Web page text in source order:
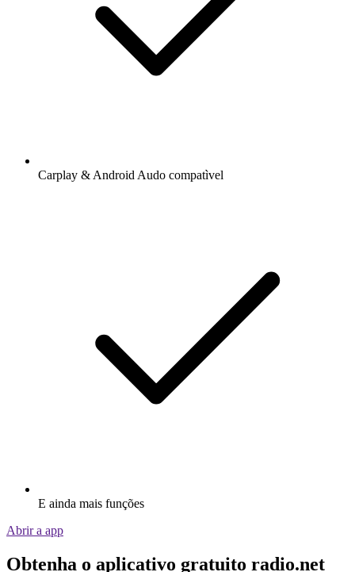
Carplay & Android Audo compatìvel
E ainda mais funções
Abrir a app
Obtenha o aplicativo gratuito radio.net